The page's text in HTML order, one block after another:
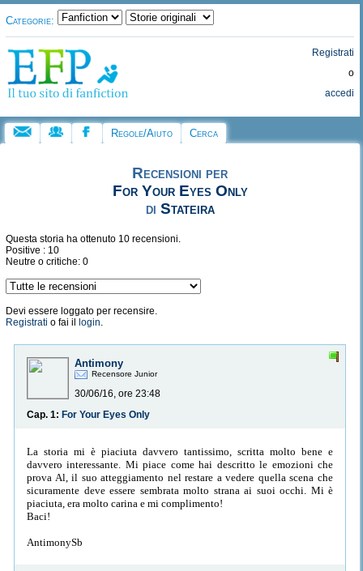
Categorie:
Registrati
o
accedi
Regole/Aiuto Cerca
Recensioni per
For Your Eyes Only
di Stateira
Questa storia ha ottenuto 10 recensioni.
Positive : 10
Neutre o critiche: 0
Devi essere loggato per recensire.
Registrati o fai il login.
Antimony
Recensore Junior
30/06/16, ore 23:48
Cap. 1: For Your Eyes Only
La storia mi è piaciuta davvero tantissimo, scritta molto bene e
davvero interessante. Mi piace come hai descritto le emozioni che
prova Al, il suo atteggiamento nel restare a vedere quella scena che
sicuramente deve essere sembrata molto strana ai suoi occhi. Mi è
piaciuta, era molto carina e mi complimento!
Baci!
AntimonySb